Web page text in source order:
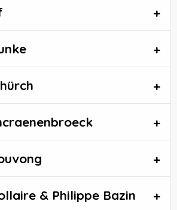
& Philippe Bazin